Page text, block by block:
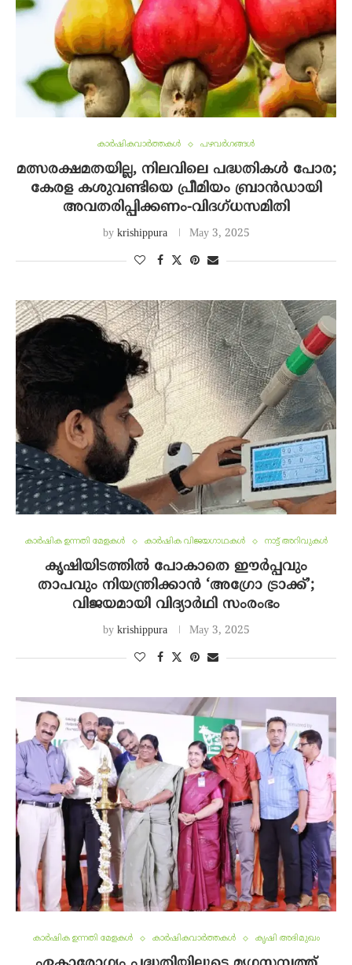
കാർഷികവാർത്തകൾ പഴവർഗങ്ങൾ
മത്സരക്ഷമതയില്ല, നിലവിലെ പദ്ധതികൾ പോര;
കേരള കശുവണ്ടിയെ പ്രീമിയം ബ്രാൻഡായി
അവതരിപ്പിക്കണം-വിദഗ്ധസമിതി
by krishippura May 3, 2025
കാർഷിക ഉന്നതി മേളകൾ കാർഷിക വിജയഗാഥകൾ നാട്ട് അറിവുകൾ
കൃഷിയിടത്തിൽ പോകാതെ ഈർപ്പവും
താപവും നിയന്ത്രിക്കാൻ ‘അഗ്രോ ട്രാക്ക്’;
വിജയമായി വിദ്യാർഥി സംരംഭം
by krishippura May 3, 2025
കാർഷിക ഉന്നതി മേളകൾ കാർഷികവാർത്തകൾ കൃഷി അഭിമുഖം